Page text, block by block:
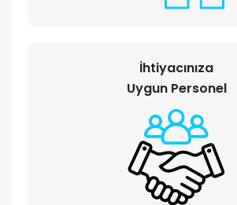
İhtiyacınıza
Uygun Personel